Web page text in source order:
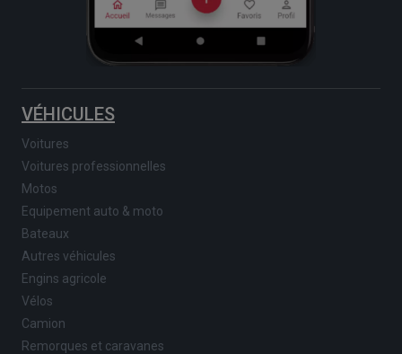
VÉHICULES
Voitures
Voitures professionnelles
Motos
Equipement auto & moto
Bateaux
Autres véhicules
Engins agricole
Vélos
Camion
Remorques et caravanes